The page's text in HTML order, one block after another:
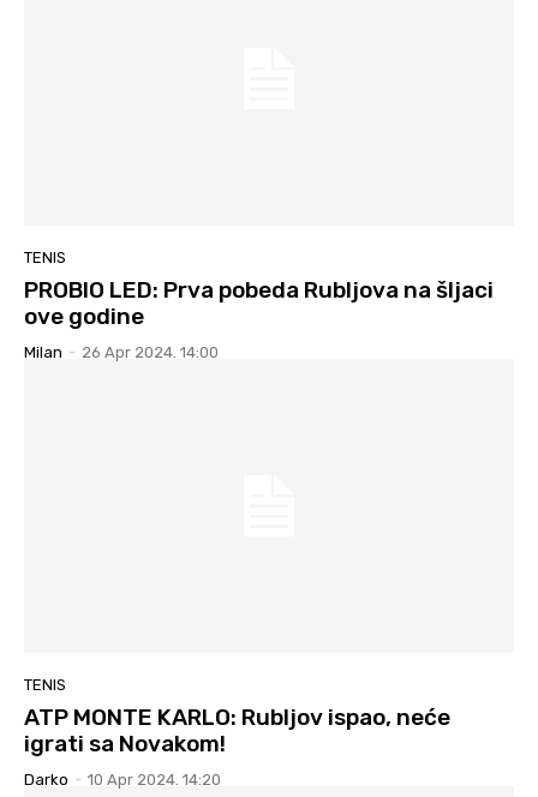
TENIS
PROBIO LED: Prva pobeda Rubljova na šljaci
ove godine
Milan - 26 Apr 2024. 14:00
TENIS
ATP MONTE KARLO: Rubljov ispao, neće
igrati sa Novakom!
Darko - 10 Apr 2024. 14:20